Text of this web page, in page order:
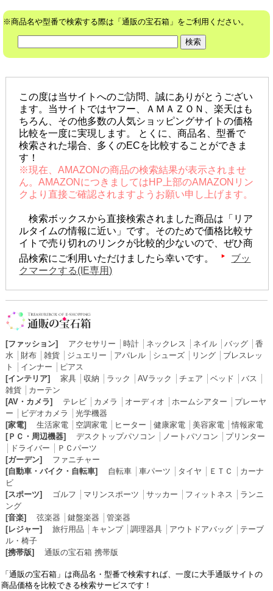
※商品名や型番で検索する際は「通販の宝石箱」をご利用ください。
この度は当サイトへのご訪問、誠にありがとうござい
ます。当サイトではヤフー、ＡＭＡＺＯＮ、楽天はも
ちろん、その他多数の人気ショッピングサイトの価格
比較を一度に実現します。 とくに、商品名、型番で
検索された場合、多くのECを比較することができま
す！
※現在、AMAZONの商品の検索結果が表示されませ
ん。AMAZONにつきましてはHP上部のAMAZONリン
クより直接ご確認されますようお願い申し上げます。
検索ボックスから直接検索されました商品は「リア
ルタイムの情報に近い」です。そのためで価格比較サ
イトで売り切れのリンクが比較的少ないので、ぜひ商
品検索にご利用いただけましたら幸いです。
ブッ
クマークする(IE専用)
[ファッション] アクセサリー 時計│ ネックレス ネイル│ バッグ│ 香
水
財布│ 雑貨│ ジュエリー アパレル│ シューズ│ リング│ ブレスレッ
ト
インナー
ピアス
[インテリア]
家具│ 収納 ラック AVラック チェア ベッド バス
雑貨│ カーテン
[AV・カメラ]
テレビ│ カメラ オーディオ ホームシアター
プレーヤ
ー
ビデオカメラ
光学機器
[家電]
生活家電│ 空調家電│ ヒーター 健康家電│ 美容家電│情報家電
[ＰＣ・周辺機器]
デスクトップパソコン ノートパソコン
プリンター
ドライバー
ＰＣパーツ
[ガーデン]
ファニチャー
[自動車・バイク・自転車]
自転車│ 車パーツ タイヤ ＥＴＣ
カーナ
ビ
[スポーツ]
ゴルフ マリンスポーツ サッカー フィットネス
ランニ
ング
[音楽]
弦楽器 鍵盤楽器
管楽器
[レジャー]
旅行用品 キャンプ│ 調理器具│ アウトドアバッグ│ テーブ
ル・椅子
[携帯版]
通販の宝石箱 携帯版
「通販の宝石箱」は商品名・型番で検索すれば、一度に大手通販サイトの
商品価格を比較できる検索サービスです！